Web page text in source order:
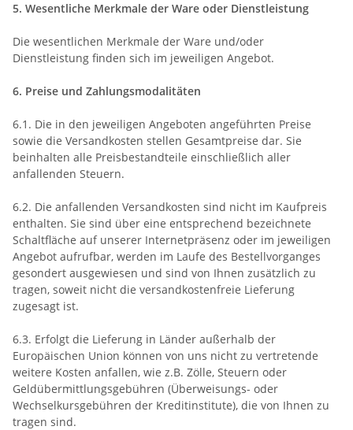
5. Wesentliche Merkmale der Ware oder Dienstleistung
Die wesentlichen Merkmale der Ware und/oder
Dienstleistung finden sich im jeweiligen Angebot.
6. Preise und Zahlungsmodalitäten
6.1. Die in den jeweiligen Angeboten angeführten Preise
sowie die Versandkosten stellen Gesamtpreise dar. Sie
beinhalten alle Preisbestandteile einschließlich aller
anfallenden Steuern.
6.2. Die anfallenden Versandkosten sind nicht im Kaufpreis
enthalten. Sie sind über eine entsprechend bezeichnete
Schaltfläche auf unserer Internetpräsenz oder im jeweiligen
Angebot aufrufbar, werden im Laufe des Bestellvorganges
gesondert ausgewiesen und sind von Ihnen zusätzlich zu
tragen, soweit nicht die versandkostenfreie Lieferung
zugesagt ist.
6.3. Erfolgt die Lieferung in Länder außerhalb der
Europäischen Union können von uns nicht zu vertretende
weitere Kosten anfallen, wie z.B. Zölle, Steuern oder
Geldübermittlungsgebühren (Überweisungs- oder
Wechselkursgebühren der Kreditinstitute), die von Ihnen zu
tragen sind.